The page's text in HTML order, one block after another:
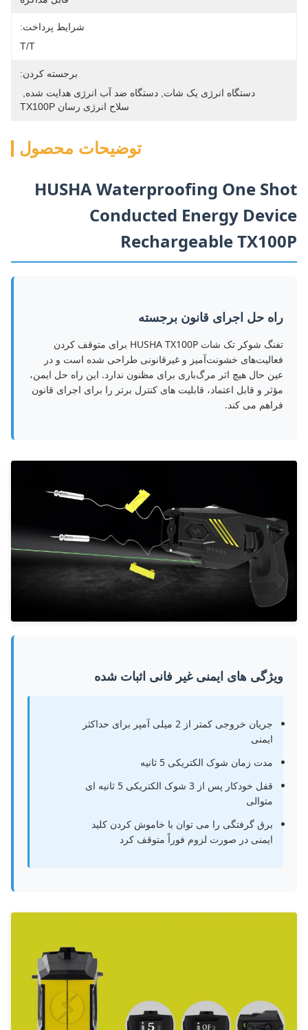
شرایط پرداخت:
T/T
برجسته کردن:
دستگاه انرژی یک شات دستگاه ضد آب انرژی هدایت شده
سلاح انرژی رسان TX100P
توضیحات محصول
HUSHA Waterproofing One Shot
Conducted Energy Device
Rechargeable TX100P
راه حل اجرای قانون برجسته
تفنگ شوکر تک شات HUSHA TX100P برای متوقف کردن
فعالیت‌های خشونت‌آمیز و غیرقانونی طراحی شده است و در
عین حال هیچ اثر مرگ‌باری برای مظنون ندارد. این راه حل ایمن،
مؤثر و قابل اعتماد، قابلیت های کنترل برتر را برای اجرای قانون
فراهم می کند.
ویژگی های ایمنی غیر فانی اثبات شده
جریان خروجی کمتر از 2 میلی آمپر برای حداکثر
ایمنی
مدت زمان شوک الکتریکی 5 ثانیه
قفل خودکار پس از 3 شوک الکتریکی 5 ثانیه ای
متوالی
برق گرفتگی را می توان با خاموش کردن کلید
ایمنی در صورت لزوم فوراً متوقف کرد